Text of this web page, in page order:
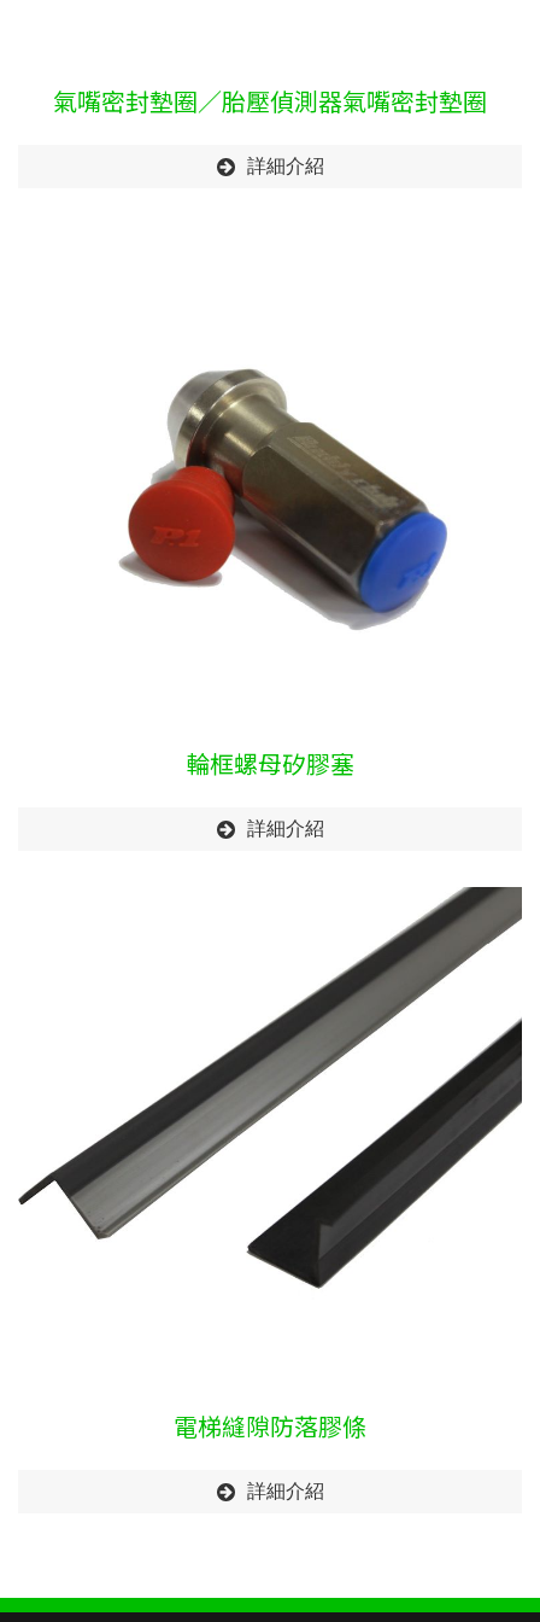
氣嘴密封墊圈／胎壓偵測器氣嘴密封墊圈
詳細介紹
輪框螺母矽膠塞
詳細介紹
電梯縫隙防落膠條
詳細介紹